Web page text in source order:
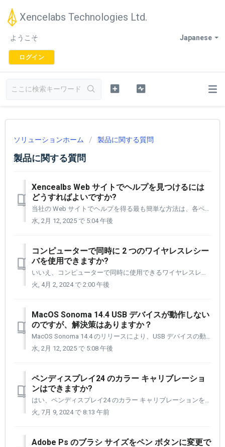
Xencelabs Technologies Ltd.
Japanese
ようこそ
ログイン
ソリューションホーム 製品に関する質問
製品に関する質問
Xencealbs Web サイトでヘルプを見つけるには
どうすればよいですか?
当社の Web サイトでヘルプを得る最も簡単な方法は、各ページの右下隅にある黄色のヘルプ アイコンをクリックすることです。 これにより、よくある質問やカスタマーサポートに電子メールで簡単にアクセスできるようになります。 [1] 各ページの右下隅にあるヘルプアイコンをクリックすると、ヘルプが展開されます...
水, 2月 12, 2025 で 5:04 午後
コンピューターで同時に 2 つのワイヤレスレシー
バを使用できますか?
いいえ、コンピューターで同時に使用できるワイヤレスレシーバは 1 つだけです。 ワイヤレスレシーバには、1 台のペンタブレット + クイッキーズ、または 2 台のクイッキーズを接続できます。 2 つのワイヤレスレシーバが接続されている様子は次のようになります。 [デバイス設定] パネル...
火, 4月 2, 2024 で 2:00 午後
MacOS Sonoma 14.4 USB デバイスが動作しない
のですが、解決策はありますか？
MacOS Sonoma 14.4 のリリースにより、USB デバイスの動作方法とオペレーティング システムへの接続方法において、HUBインターフェイスのセットアップが少し変わったようです。 これは特に MacBook に関連しているようですが、MacBook 以外の Mac デバイスを使用していて、...
水, 2月 12, 2025 で 5:08 午後
ペンディスプレイ24 のカラー キャリブレーショ
ンはできますか?
はい、ペンディスプレイ24 のカラー キャリブレーションを行うことができます。その前に、30 分以上ウォーム アップし、[設定] パネルのカラー スペースを Pantone に設定する必要があります。 以下の手順では、ペンディスプレイ 24 を Pantone カラー スペースに設定する手順を説明します...
火, 7月 9, 2024 で 8:13 午前
Adobe Ps のブラシ サイズをペン ボタンに変更で